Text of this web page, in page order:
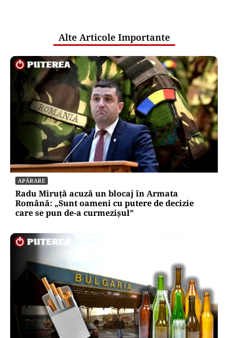
Alte Articole Importante
APĂRARE
Radu Miruță acuză un blocaj în Armata
Română: „Sunt oameni cu putere de decizie
care se pun de-a curmezișul”